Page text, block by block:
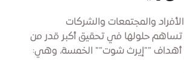
والمجتمعات والشركات
حلولها في تحقيق أكبر قدر من
أهداف ""إيرث شوت"" الخمسة، وهي: